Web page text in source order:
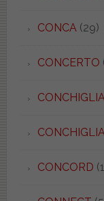
CONCA (29)
CONCERTO
CONCHIGLIA
CONCORD